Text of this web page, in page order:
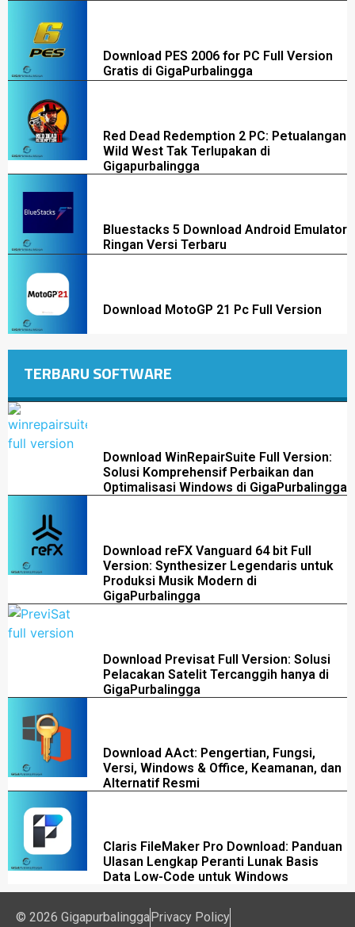
Download PES 2006 for PC Full Version
Gratis di GigaPurbalingga
Red Dead Redemption 2 PC: Petualangan
Wild West Tak Terlupakan di
Gigapurbalingga
Bluestacks 5 Download Android Emulator
Ringan Versi Terbaru
Download MotoGP 21 Pc Full Version
TERBARU SOFTWARE
Download WinRepairSuite Full Version:
Solusi Komprehensif Perbaikan dan
Optimalisasi Windows di GigaPurbalingga
Download reFX Vanguard 64 bit Full
Version: Synthesizer Legendaris untuk
Produksi Musik Modern di
GigaPurbalingga
Download Previsat Full Version: Solusi
Pelacakan Satelit Tercanggih hanya di
GigaPurbalingga
Download AAct: Pengertian, Fungsi,
Versi, Windows & Office, Keamanan, dan
Alternatif Resmi
Claris FileMaker Pro Download: Panduan
Ulasan Lengkap Peranti Lunak Basis
Data Low-Code untuk Windows
© 2026 Gigapurbalingga Privacy Policy